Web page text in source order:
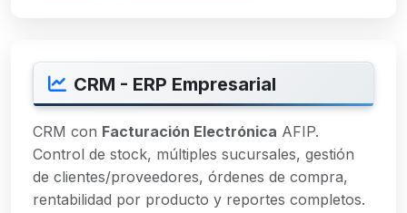
CRM - ERP Empresarial
CRM con Facturación Electrónica AFIP.
Control de stock, múltiples sucursales, gestión
de clientes/proveedores, órdenes de compra,
rentabilidad por producto y reportes completos.